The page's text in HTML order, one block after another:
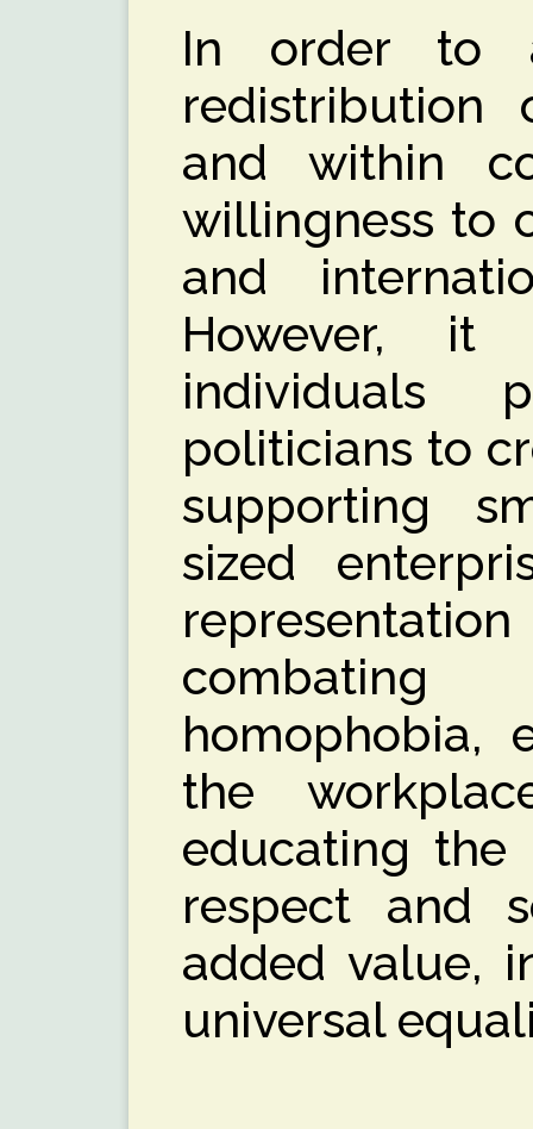
In order to
redistribution
and within
willingness to
and
However, it
individuals
politicians to
supporting
sized
homophobia,
the
educating the
respect and
added value,
universal